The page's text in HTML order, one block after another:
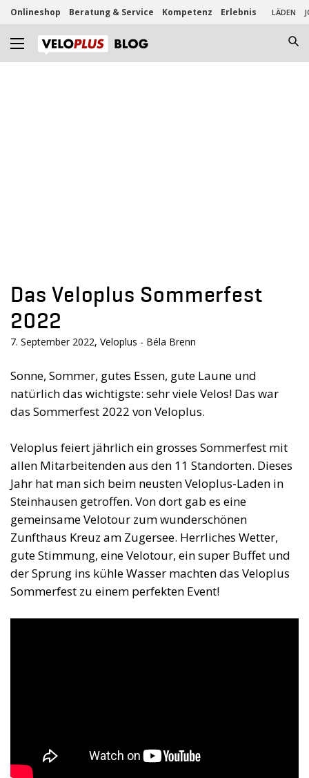
Onlineshop Beratung & Service Kompetenz Erlebnis LÄDEN
Das Veloplus Sommerfest
2022
7. September 2022, Veloplus - Béla Brenn
Sonne, Sommer, gutes Essen, gute Laune und
natürlich das wichtigste: sehr viele Velos! Das war
das Sommerfest 2022 von Veloplus.
Veloplus feiert jährlich ein grosses Sommerfest mit
allen Mitarbeitenden aus den 11 Standorten. Dieses
Jahr hat man sich beim neusten Veloplus-Laden in
Steinhausen getroffen. Von dort gab es eine
gemeinsame Velotour zum wunderschönen
Zunfthaus Kreuz am Zugersee. Herrliches Wetter,
gute Stimmung, eine Velotour, ein super Buffet und
der Sprung ins kühle Wasser machten das Veloplus
Sommerfest zu einem perfekten Event!